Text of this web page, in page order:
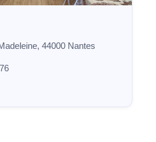
44000 Nantes